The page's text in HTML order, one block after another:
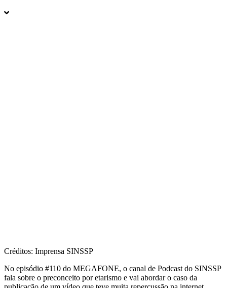
Créditos: Imprensa SINSSP
No episódio #110 do MEGAFONE, o canal de Podcast do SINSSP
fala sobre o preconceito por etarismo e vai abordar o caso da